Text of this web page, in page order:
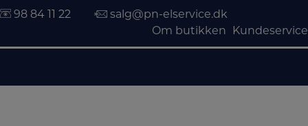
98 84 11 22
salg@pn-elservice.dk
Om butikken
Kundeservice